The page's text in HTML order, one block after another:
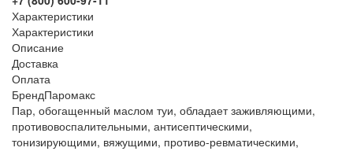
Характеристики
Характеристики
Описание
Доставка
Оплата
БрендПаромакс
Пар, обогащенный маслом туи, обладает заживляющими,
противовоспалительными, антисептическими,
тонизирующими, вяжущими, противо-ревматическими,